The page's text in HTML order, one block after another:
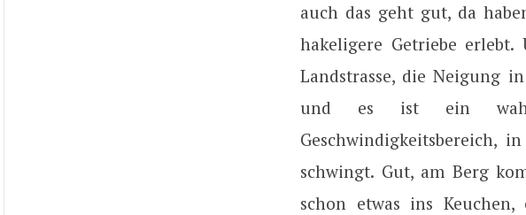
auch das geht gut, da
hakeligere Getriebe
Landstrasse, die Neigung
und es ist ein
Geschwindigkeitsbereich,
schwingt. Gut, am Berg
schon etwas ins